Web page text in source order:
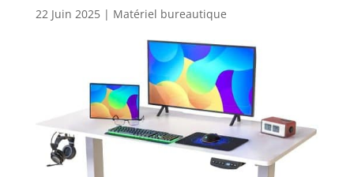
22 Juin 2025| Matériel bureautique